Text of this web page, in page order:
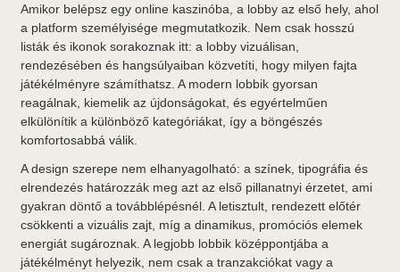
Amikor belépsz egy online kaszinóba, a lobby az első hely, ahol
a platform személyisége megmutatkozik. Nem csak hosszú
listák és ikonok sorakoznak itt: a lobby vizuálisan,
rendezésében és hangsúlyaiban közvetíti, hogy milyen fajta
játékélményre számíthatsz. A modern lobbik gyorsan
reagálnak, kiemelik az újdonságokat, és egyértelműen
elkülönítik a különböző kategóriákat, így a böngészés
komfortosabbá válik.
A design szerepe nem elhanyagolható: a színek, tipográfia és
elrendezés határozzák meg azt az első pillanatnyi érzetet, ami
gyakran döntő a továbblépésnél. A letisztult, rendezett előtér
csökkenti a vizuális zajt, míg a dinamikus, promóciós elemek
energiát sugároznak. A legjobb lobbik középpontjába a
játékélményt helyezik, nem csak a tranzakciókat vagy a